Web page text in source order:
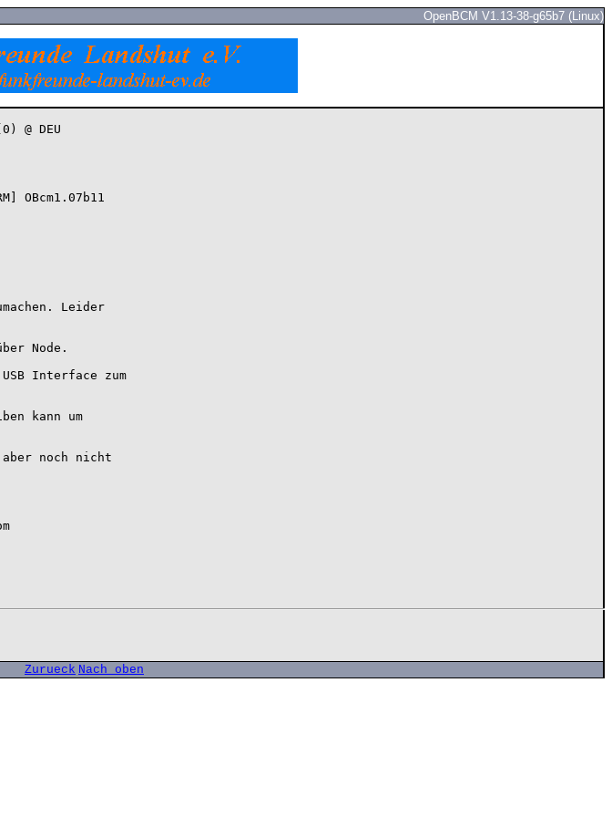
OpenBCM V1.13-38-g65b7 (Linux)
@ DEU
OBcm1.07b11
Leider
Node.
Interface zum
kann um
aber noch nicht
Zurueck Nach oben